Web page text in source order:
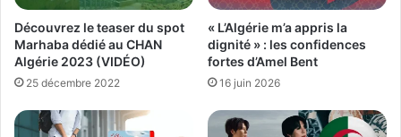
Découvrez le teaser du spot
Marhaba dédié au CHAN
Algérie 2023 (VIDÉO)
25 décembre 2022
« L’Algérie m’a appris la
dignité » : les confidences
fortes d’Amel Bent
16 juin 2026